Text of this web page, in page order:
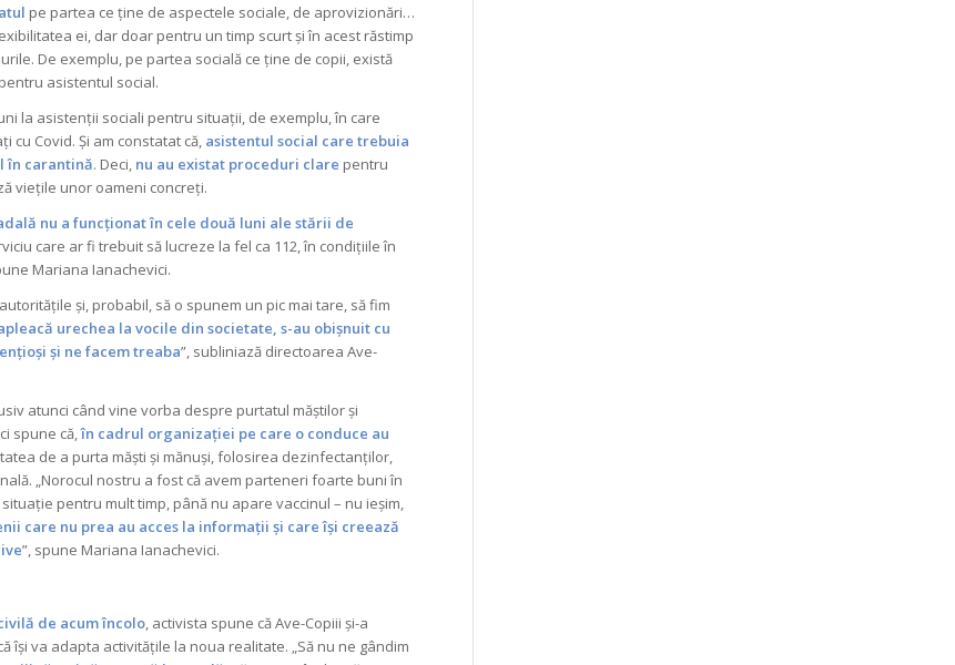
pe partea ce ține de aspectele sociale, de aprovizionări…
ei, dar doar pentru un timp scurt și în acest răstimp
De exemplu, pe partea socială ce ține de copii, există
asistentul social.
la asistenții sociali pentru situații, de exemplu, în care
cu Covid. Și am constatat că, asistentul social care trebuia
în carantină. Deci, nu au existat proceduri clare pentru
viețile unor oameni concreți.
nu a funcționat în cele două luni ale stării de
care ar fi trebuit să lucreze la fel ca 112, în condițiile în
Mariana Ianachevici.
și, probabil, să o spunem un pic mai tare, să fim
urechea la vocile din societate, s-au obișnuit cu
și ne facem treaba”, subliniază directoarea Ave-
atunci când vine vorba despre purtatul măștilor și
spune că,în cadrul organizației pe care o conduce au
de a purta măști și mănuși, folosirea dezinfectanților,
„Norocul nostru a fost că avem parteneri foarte buni în
pentru mult timp, până nu apare vaccinul – nu ieșim,
care nu prea au acces la informații și care își creează
”, spune Mariana Ianachevici.
de acum încolo, activista spune că Ave-Copiii și-a
își va adapta activitățile la noua realitate. „Să nu ne gândim